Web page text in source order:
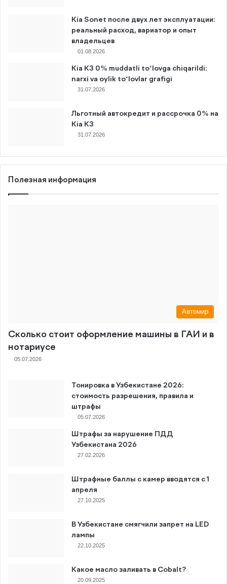
Kia Sonet после двух лет эксплуатации:
реальный расход, вариатор и опыт
владельцев
01.08.2026
Kia K3 0% muddatli to‘lovga chiqarildi:
narxi va oylik to‘lovlar grafigi
31.07.2026
Льготный автокредит и рассрочка 0% на
Kia K3
31.07.2026
Полезная информация
Автомир
Сколько стоит оформление машины в ГАИ и в
нотариусе
05.07.2026
Тонировка в Узбекистане 2026:
стоимость разрешения, правила и
штрафы
05.07.2026
Штрафы за нарушение ПДД
Узбекистана 2026
27.02.2026
Штрафные баллы с камер вводятся с 1
апреля
27.10.2025
В Узбекистане смягчили запрет на LED
лампы
22.10.2025
Какое масло заливать в Cobalt?
20.09.2025